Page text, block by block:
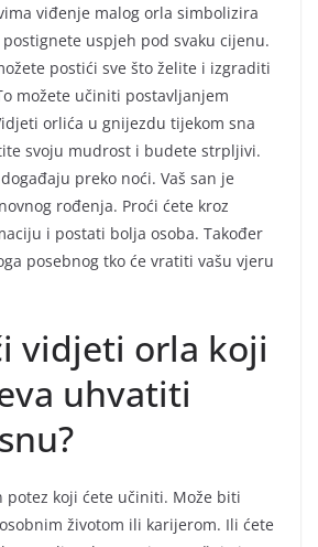
viđenje malog orla simbolizira
uspjeh pod svaku cijenu.
postići sve što želite i izgraditi
možete učiniti postavljanjem
orlića u gnijezdu tijekom sna
svoju mudrost i budete strpljivi.
preko noći. Vaš san je
rođenja. Proći ćete kroz
i postati bolja osoba. Također
posebnog tko će vratiti vašu vjeru
vidjeti orla koji
uhvatiti
potez koji ćete učiniti. Može biti
životom ili karijerom. Ili ćete